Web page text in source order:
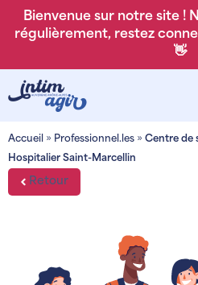
Bienvenue sur notre site !
régulièrement, restez
👋
Accueil » Professionnel.les » Centre de
Hospitalier Saint-Marcellin
Retour